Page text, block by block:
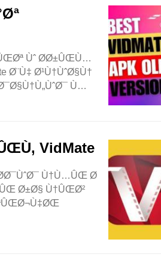
Ùˆ Ø­Ø±ÛŒÙ…
Ø¹Ù†ÙˆØ§Ù†
Ù…
VidMate
Ù†Ù…ÛŒ Ø
Ø±Ø§ Ù†ÛŒØ²